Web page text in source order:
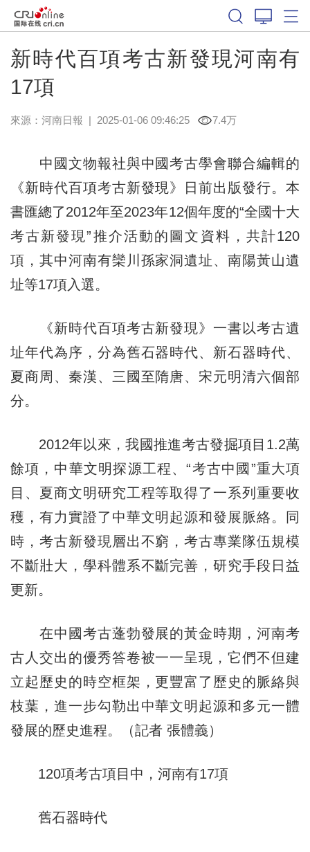
新時代百項考古新發現河南有
17項
來源： 河南日報 | 2025-01-06 09:46:25 7.4万
中國文物報社與中國考古學會聯合編輯的
《新時代百項考古新發現》日前出版發行。本
書匯總了2012年至2023年12個年度的“全國十大
考古新發現”推介活動的圖文資料，共計120
項，其中河南有欒川孫家洞遺址、南陽黃山遺
址等17項入選。
《新時代百項考古新發現》一書以考古遺
址年代為序，分為舊石器時代、新石器時代、
夏商周、秦漢、三國至隋唐、宋元明清六個部
分。
2012年以來，我國推進考古發掘項目1.2萬
餘項，中華文明探源工程、“考古中國”重大項
目、夏商文明研究工程等取得了一系列重要收
穫，有力實證了中華文明起源和發展脈絡。同
時，考古新發現層出不窮，考古專業隊伍規模
不斷壯大，學科體系不斷完善，研究手段日益
更新。
在中國考古蓬勃發展的黃金時期，河南考
古人交出的優秀答卷被一一呈現，它們不但建
立起歷史的時空框架，更豐富了歷史的脈絡與
枝葉，進一步勾勒出中華文明起源和多元一體
發展的歷史進程。（記者 張體義）
120項考古項目中，河南有17項
舊石器時代